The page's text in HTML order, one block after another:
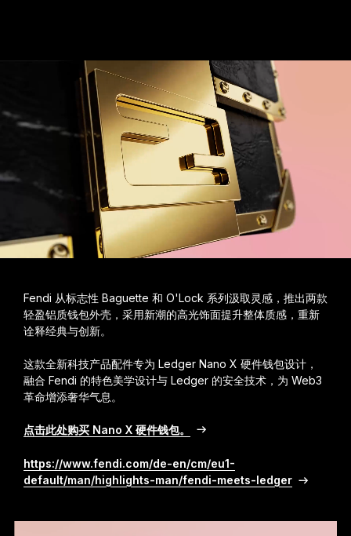
Fendi 从标志性 Baguette 和 O'Lock 系列汲取灵感，推出两款
轻盈铝质钱包外壳，采用新潮的高光饰面提升整体质感，重新
诠释经典与创新。
这款全新科技产品配件专为 Ledger Nano X 硬件钱包设计，
融合 Fendi 的特色美学设计与 Ledger 的安全技术，为 Web3
革命增添奢华气息。
点击此处购买 Nano X 硬件钱包。
https://www.fendi.com/de-en/cm/eu1-
default/man/highlights-man/fendi-meets-ledger